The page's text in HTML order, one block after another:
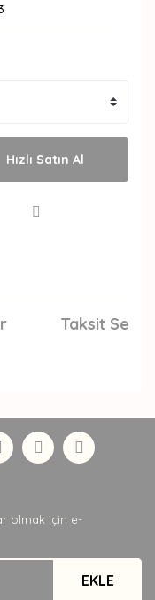
Hızlı Satın Al
Taksit
olmak için e-
EKLE